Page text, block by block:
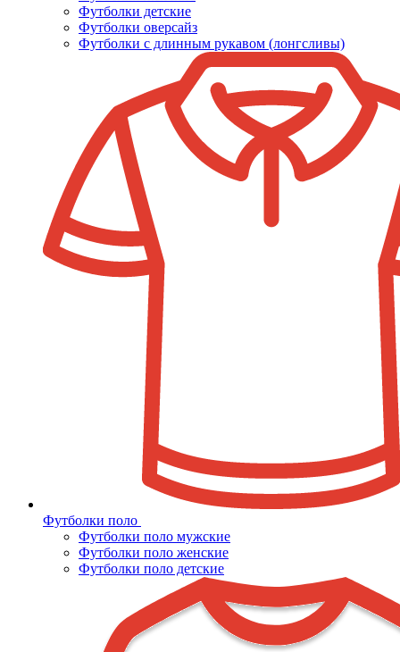
Футболки детские
Футболки оверсайз
Футболки с длинным рукавом (лонгсливы)
Футболки поло
Футболки поло мужские
Футболки поло женские
Футболки поло детские